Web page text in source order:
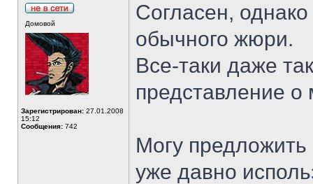
Домовой
Зарегистрирован: 27.01.2008
15:12
Сообщения: 742
Согласен,
обычного жюри.
Все-таки даже
представление
Могу
уже давно